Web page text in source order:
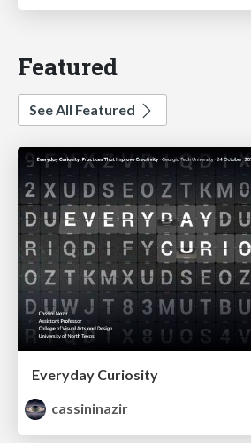
Featured
See All Featured
Everyday Curiosity
cassininazir